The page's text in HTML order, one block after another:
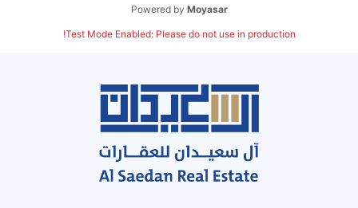
Powered by Moyasar
Test Mode Enabled: Please do not use in production!